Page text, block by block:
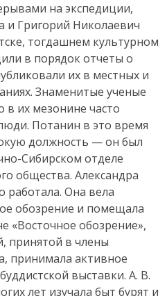
на экспедиции,
и Григорий Николаевич
тогдашнем культурном
в порядок отчеты о
их в местных и
Знаменитые ученые
их мезонине часто
Потанин в это время
должность — он был
Сибирском отделе
общества. Александра
работала. Она вела
обозрение и помещала
«Восточное обозрение»,
принятой в члены
принимала активное
выставки. А. В.
лет изучала быт бурят и